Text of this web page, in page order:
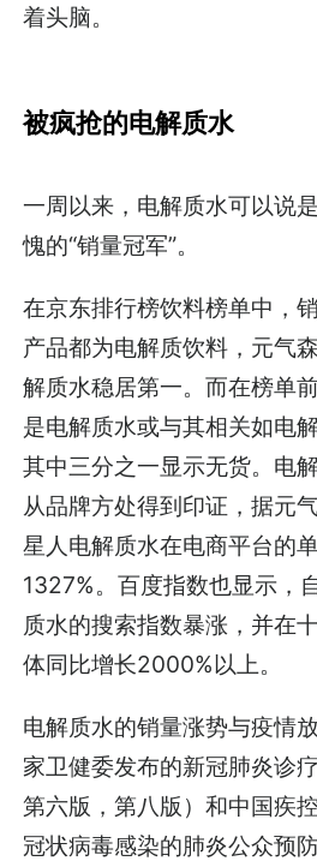
着头脑。
被疯抢的电解质水
一周以来，电解质水可以说
愧的“销量冠军”。
在京东排行榜饮料榜单中，
产品都为电解质饮料，元气
解质水稳居第一。而在榜单
是电解质水或与其相关如电
其中三分之一显示无货。电
从品牌方处得到印证，据元
星人电解质水在电商平台的
1327%。百度指数也显示，
质水的搜索指数暴涨，并在
体同比增长2000%以上。
电解质水的销量涨势与疫情
家卫健委发布的新冠肺炎诊
第六版，第八版）和中国疾
冠状病毒感染的肺炎公众预